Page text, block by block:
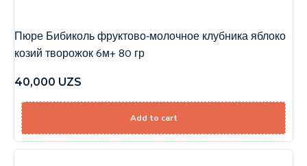
Пюре Бибиколь фруктово-молочное клубника яблоко
козий творожок 6м+ 80 гр
40,000 UZS
Add to cart